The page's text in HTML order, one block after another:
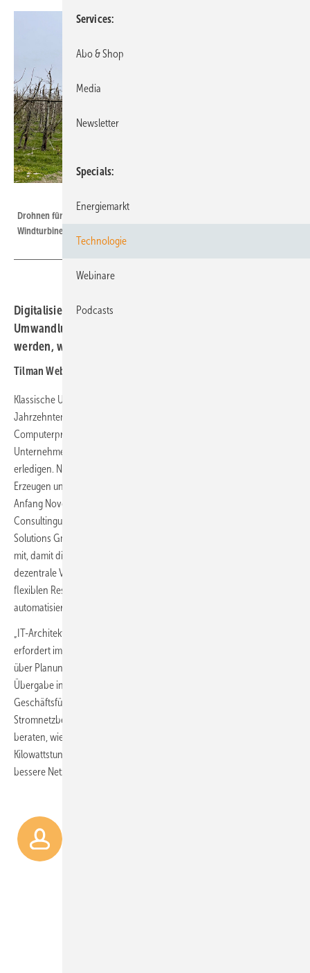
Drohnen für eine Untersuchung des Strömungsnachlaufs hinter einer
Windturbine durch das DLR im Forschungsprojekt Near Wake
Digitalisierung lässt Verteilung, Erzeugung und
Umwandlung elektrischer Energie so sicher und komplex
werden, wie es die Energiewende braucht.
Tilman Weber
Klassische Unternehmensberatung hilft der Wirtschaft schon seit
Jahrzehnten dabei, dass neu eingerichtete Management-
Computerprogramme wirklich Nutzen bringen. Consulter zeigen den
Unternehmen, wie sie damit Aufträge effizienter und personalsparend
erledigen. Nun verlangt offenbar die Digitalisierung auch beim
Erzeugen und Verteilen grünen Stroms neue Consulting-Dienste.
Anfang November schuf das traditionelle Energiewende-
Consultingunternehmen BET in Aachen dafür die Tochterfirma BET
Solutions GmbH: Das brauche die Energiewelt, teilte BET sinngemäß
mit, damit die anschwellende elektronische Datenverarbeitung die
dezentrale Versorgung mit Solar- und Windstrom, aus Batterien und
flexiblen Reservekraftwerken wirtschaftlich, zuverlässig und
automatisiert erfolgen lasse.
„IT-Architektur, Datenmanagement oder sichere Kommunikation
erfordert immer eine Ende-zu-Ende-Sicht, von der Idee, Strategie
über Planung und Implementierung bis zur Inbetriebnahme und der
Übergabe in den Betrieb“, sagt Thomas Kähler. Er ist der
Geschäftsführer der neuen BET-Einheit. Kähler will zunächst
Stromnetzbetreiber, dann auch Windkraft- und Solaranlagenbetreiber
beraten, wie sie Digitalisierung so umsetzen, dass sie mehr
Kilowattstunden und Einnahmen, weniger Kosten oder eben eine
bessere Netzauslastung und sichere Versorgung gewinnen.
Services
Abo & Shop
Media
Newsletter
Specials
Energiemarkt
Technologie
Webinare
Podcasts